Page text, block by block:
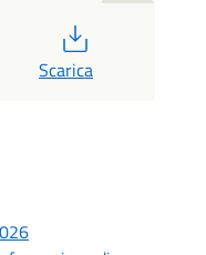
Scarica